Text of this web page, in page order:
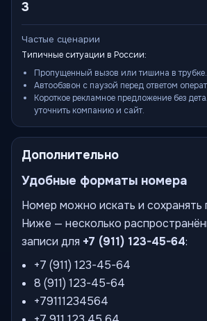
3
Частые сценарии
Типичные ситуации в России:
Пропущенный вызов или тишина в трубке.
Автообзвон с паузой перед ответом
Короткое рекламное предложение без
уточнить компанию и сайт.
Дополнительно
Удобные форматы номера
Номер можно искать и сохранять
Ниже — несколько
записи для +7 (911) 123-45-64:
+7 (911) 123-45-64
8 (911) 123-45-64
+79111234564